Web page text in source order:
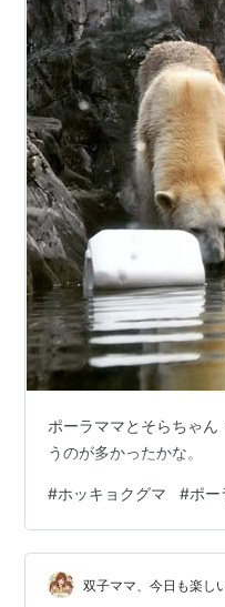
ポーラママとそらちゃ
うのが多かったかな。
#ホッキョクグマ #ポー
双子ママ、今日も楽し